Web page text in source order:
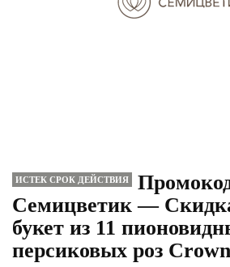
ИСТЕК СРОК ДЕЙСТВИЯ
Семицветик —
букет из 11
персиковых роз